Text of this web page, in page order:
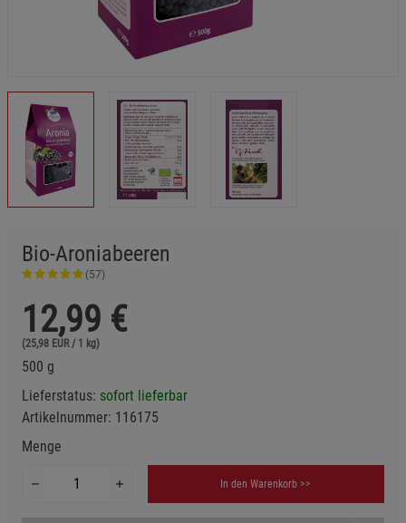
Bio-Aroniabeeren
(57)
12,99 €
(25,98 EUR / 1 kg)
500 g
Lieferstatus: sofort lieferbar
Artikelnummer: 116175
Menge
In den Warenkorb >>